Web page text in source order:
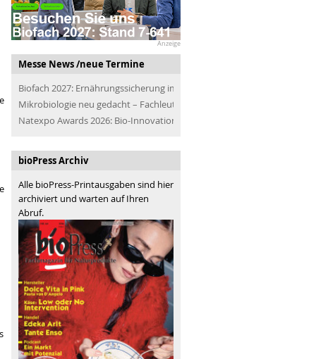
Anzeige
Messe News /neue Termine
Biofach 2027: Ernährungssicherung im Blick
Mikrobiologie neu gedacht – Fachleute der Branche treffen
Natexpo Awards 2026: Bio-Innovationen für alle
bioPress Archiv
Alle bioPress-Printausgaben sind hier
archiviert und warten auf Ihren
Abruf.